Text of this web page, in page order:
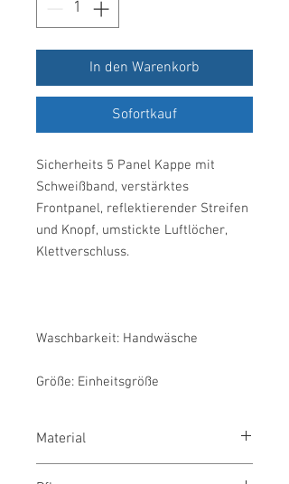
In den Warenkorb
Sofortkauf
Sicherheits 5 Panel Kappe mit
Schweißband, verstärktes
Frontpanel, reflektierender Streifen
und Knopf, umstickte Luftlöcher,
Klettverschluss.
Waschbarkeit: Handwäsche
Größe: Einheitsgröße
Material